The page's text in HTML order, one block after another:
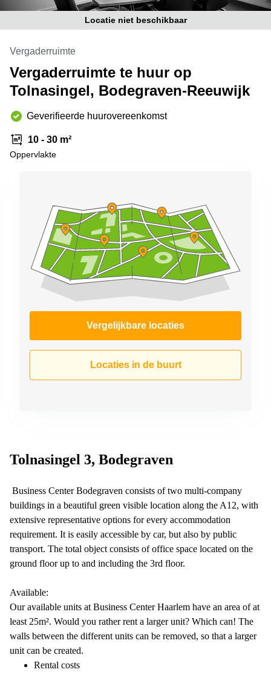
Coworking
space
Coworking
Arnhem
Kantoorruimte
in Arnhem
space
Coworking
space
Kantoor
Huren
Hengelo
Bedrijfsruimte
Huren in
Locatie niet beschikbaar
Vergaderruimte
Vergaderruimte te huur op
Tolnasingel, Bodegraven-Reeuwijk
Geverifieerde huurovereenkomst
10 - 30 m²
Oppervlakte
Vergelijkbare locaties
Locaties in de buurt
Tolnasingel 3, Bodegraven
Business Center Bodegraven consists of two multi-company
buildings in a beautiful green visible location along the A12, with
extensive representative options for every accommodation
requirement. It is easily accessible by car, but also by public
transport. The total object consists of office space located on the
ground floor up to and including the 3rd floor.
Available:
Our available units at Business Center Haarlem have an area of at
least 25m². Would you rather rent a larger unit? Which can! The
walls between the different units can be removed, so that a larger
unit can be created.
Rental costs